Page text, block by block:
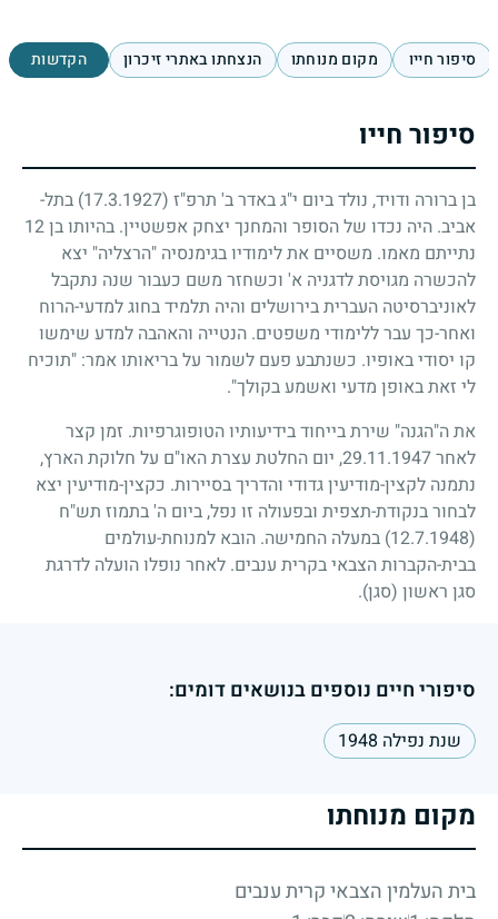
סיפור חייו מקום מנוחתו הנצחתו באתרי זיכרון הקדשות
סיפור חייו
בן ברורה ודויד, נולד ביום י"ג באדר ב' תרפ"ז (17.3.1927)
בתל-
אביב. היה נכדו של הסופר והמחנך יצחק אפשטיין. בהיותו בן12
נתייתם מאמו. משסיים את לימודיו בגימנסיה "הרצליה" יצא
להכשרה מגויסת לדגניה א' וכשחזר משם כעבור שנה נתקבל
לאוניברסיטה העברית בירושלים והיה תלמיד בחוג למדעי-הרוח
ואחר-כך עבר ללימודי משפטים. הנטייה והאהבה למדע שימשו
קו יסודי באופיו. כשנתבע פעם לשמור על בריאותו אמר: "תוכיח
לי זאת באופן מדעי ואשמע בקולך".
את ה"הגנה" שירת בייחוד בידיעותיו הטופוגרפיות. זמן קצר
לאחר29.11.1947, יום החלטת עצרת האו"ם על חלוקת הארץ,
נתמנה לקצין-מודיעין גדודי והדריך בסיירות. כקצין-מודיעין יצא
לבחור בנקודת-תצפית ובפעולה זו נפל, ביום ה' בתמוז תש"ח
(12.7.1948)
במעלה החמישה. הובא למנוחת-עולמים
בבית-הקברות הצבאי בקרית ענבים. לאחר נופלו הועלה לדרגת
סגן ראשון (סגן).
סיפורי חיים נוספים בנושאים דומים:
שנת נפילה 1948
מקום מנוחתו
בית העלמין הצבאי קרית ענבים